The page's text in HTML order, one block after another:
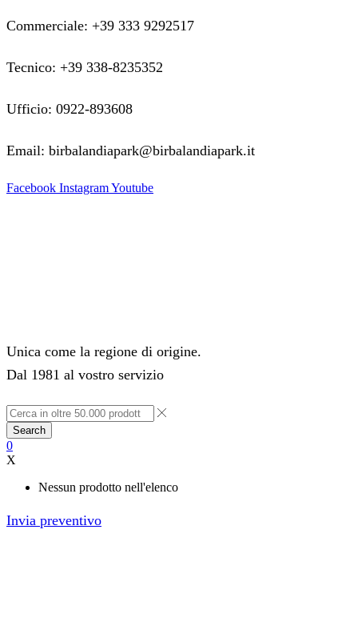
Commerciale: +39 333 9292517
Tecnico: +39 338-8235352
Ufficio: 0922-893608
Email: birbalandiapark@birbalandiapark.it
Facebook InstagramYoutube
Unica come la regione di origine.
Dal 1981 al vostro servizio
Search
0
X
Nessun prodotto nell'elenco
Invia preventivo